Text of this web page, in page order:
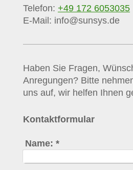
Telefon: +49 172 6053035
E-Mail: info@sunsys.de
Haben Sie Fragen,
Anregungen? Bitte
uns auf, wir helfen Ihnen
Kontaktformular
Name: *